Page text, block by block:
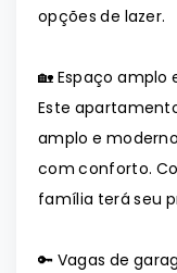
opções de lazer.
🏡 Espaço amplo
Este
amplo e
com conforto.
família terá seu
🔑 Vagas de